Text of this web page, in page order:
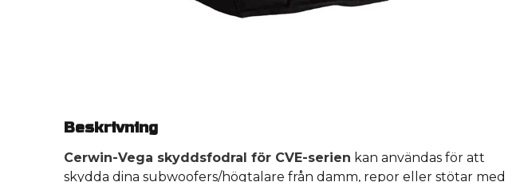
Beskrivning
Cerwin-Vega skyddsfodral för CVE-serien kan användas för att
skydda dina subwoofers/högtalare från damm, repor eller stötar med